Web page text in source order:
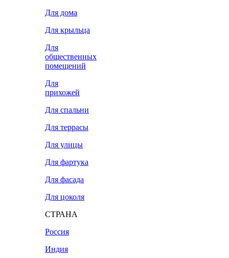
Для дома
Для крыльца
Для
общественных
помещений
Для
прихожей
Для спальни
Для террасы
Для улицы
Для фартука
Для фасада
Для цоколя
СТРАНА
Россия
Индия